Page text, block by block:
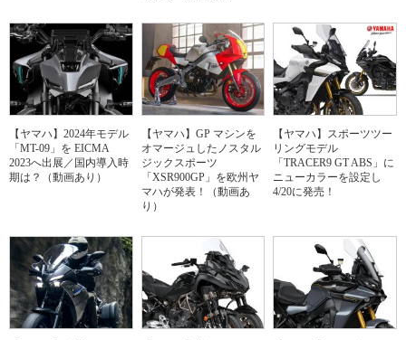
【ヤマハ】2024年モデル
「MT-09」を EICMA
2023へ出展／国内導入時
期は？（動画あり）
【ヤマハ】GP マシンを
オマージュしたノスタル
ジックスポーツ
「XSR900GP」を欧州ヤ
マハが発表！（動画あ
り）
【ヤマハ】スポーツツー
リングモデル
「TRACER9 GT ABS」に
ニューカラーを設定し
4/20に発売！